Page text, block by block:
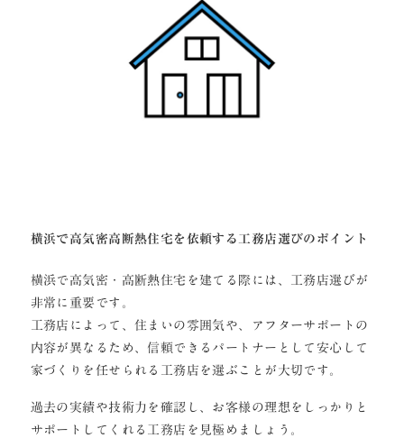
横浜で高気密高断熱住宅を依頼する工務店選びのポイント
横浜で高気密・高断熱住宅を建てる際には、工務店選びが
非常に重要です。
工務店によって、住まいの雰囲気や、アフターサポートの
内容が異なるため、信頼できるパートナーとして安心して
家づくりを任せられる工務店を選ぶことが大切です。
過去の実績や技術力を確認し、お客様の理想をしっかりと
サポートしてくれる工務店を見極めましょう。